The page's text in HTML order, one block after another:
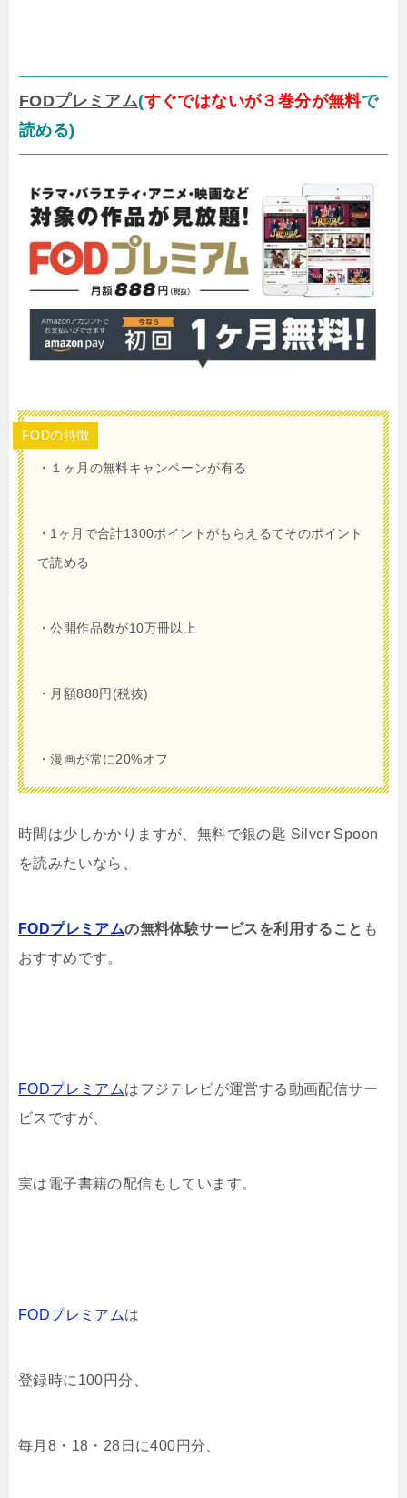
FODプレミアム(すぐではないが３巻分が無料で
読める)
FODの特徴
・１ヶ月 の無料キャンペーンが有る
・ 1 ヶ月で合計1300ポイントがもらえるてそのポイント
で読める
・公開作品数が10万冊以上
・月額888円(税抜)
・漫画が常に20%オフ
時間は少しかかりますが、無料で銀の匙 Silver Spoon
を読みたいなら、
FODプレミアムの無料体験サービスを利用すること も
おすすめです。
FODプレミアムはフジテレビが運営する動画配信サー
ビスですが、
実は電子書籍の配信もしています。
FODプレミアムは
登録時に100円分、
毎月8・18・28日に400円分、